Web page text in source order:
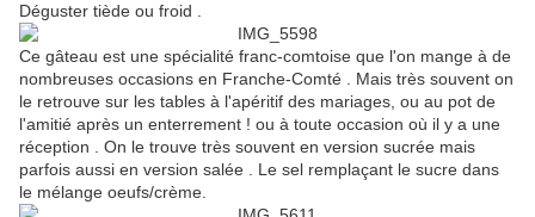
Déguster tiède ou froid .
Ce gâteau est une spécialité franc-comtoise que l'on mange à de
nombreuses occasions en Franche-Comté . Mais très souvent on
le retrouve sur les tables à l'apéritif des mariages, ou au pot de
l'amitié après un enterrement ! ou à toute occasion où il y a une
réception . On le trouve très souvent en version sucrée mais
parfois aussi en version salée . Le sel remplaçant le sucre dans
le mélange oeufs/crème.